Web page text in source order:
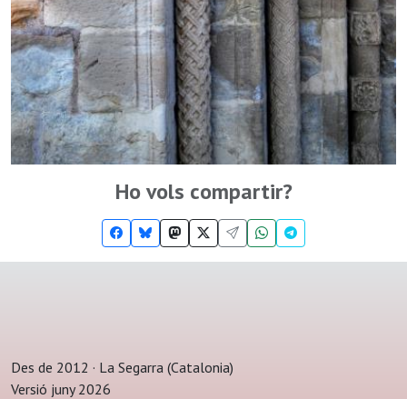
Ho vols compartir?
Des de 2012 · La Segarra (Catalonia)
Versió juny 2026